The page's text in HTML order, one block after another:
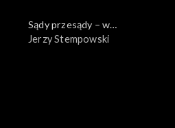
Sądy przesądy – w
powiększeniu
Jerzy Stempowski